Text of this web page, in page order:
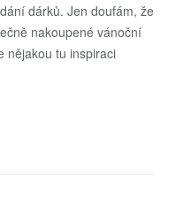
dárků. Jen doufám, že
nakoupené vánoční
nějakou tu inspiraci